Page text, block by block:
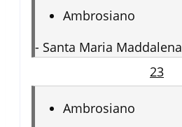
Ambrosiano
- Santa Maria Maddalena
23
Ambrosiano